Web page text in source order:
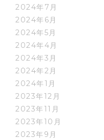
2024年7月
2024年6月
2024年5月
2024年4月
2024年3月
2024年2月
2024年1月
2023年12月
2023年11月
2023年10月
2023年9月